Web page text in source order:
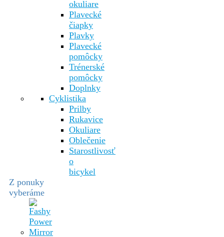
okuliare
Plavecké
čiapky
Plavky
Plavecké
pomôcky
Trénerské
pomôcky
Doplnky
Cyklistika
Prilby
Rukavice
Okuliare
Oblečenie
Starostlivosť
o
bicykel
Z ponuky
vyberáme